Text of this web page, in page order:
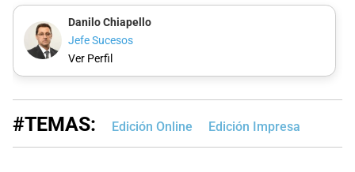
Danilo Chiapello
Jefe Sucesos
Ver Perfil
#TEMAS: Edición Online Edición Impresa